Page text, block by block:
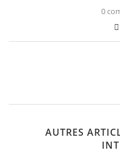
0
AUTRES